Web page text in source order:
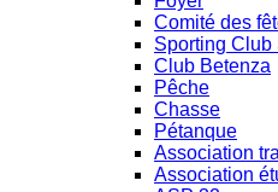
Comité des
Sporting Club
Club Betenza
Pêche
Chasse
Pétanque
Association
Association